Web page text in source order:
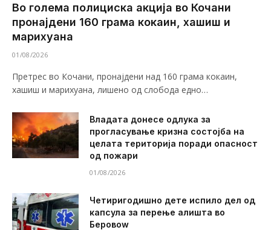
Во голема полициска акција во Кочани
пронајдени 160 грама кокаин, хашиш и
марихуана
01/08/2026
Претрес во Кочани, пронајдени над 160 грама кокаин,
хашиш и марихуана, лишено од слобода едно…
Владата донесе одлука за
прогласување кризна состојба на
целата територија поради опасност
од пожари
01/08/2026
Четиригодишно дете испило дел од
капсула за перење алишта во
Беровоw